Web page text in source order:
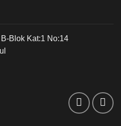
Blok Kat:1 No:14